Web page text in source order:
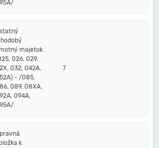
majetok
026, 029,
032, 042A,
- /085,
089, 08XA,
094A,
7
k